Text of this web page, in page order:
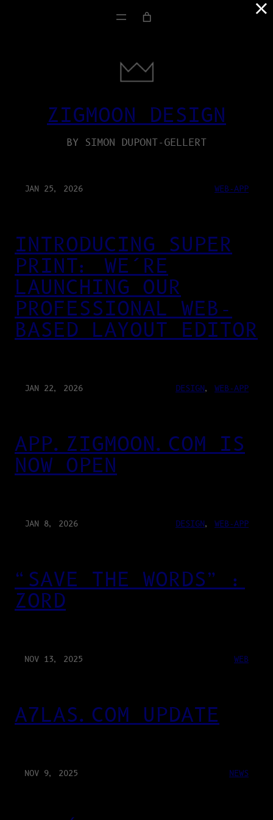
ZIGMOON DESIGN
BY SIMON DUPONT-GELLERT
JAN 25, 2026 WEB-APP
INTRODUCING SUPER
PRINT: WE’RE
LAUNCHING OUR
PROFESSIONAL WEB-
BASED LAYOUT EDITOR
JAN 22, 2026 DESIGN, WEB-APP
APP.ZIGMOON.COM IS
NOW OPEN
JAN 8, 2026 DESIGN, WEB-APP
“SAVE THE WORDS” :
ZORD
NOV 13, 2025 WEB
A7LAS.COM UPDATE
NOV 9, 2025 NEWS
×